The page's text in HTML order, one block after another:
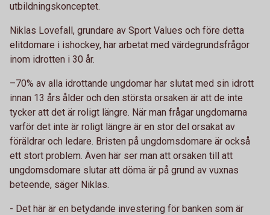
utbildningskonceptet.
Niklas Lovefall, grundare av Sport Values och före detta
elitdomare i ishockey, har arbetat med värdegrundsfrågor
inom idrotten i 30 år.
–70% av alla idrottande ungdomar har slutat med sin idrott
innan 13 års ålder och den största orsaken är att de inte
tycker att det är roligt längre. När man frågar ungdomarna
varför det inte är roligt längre är en stor del orsakat av
föräldrar och ledare. Bristen på ungdomsdomare är också
ett stort problem. Även här ser man att orsaken till att
ungdomsdomare slutar att döma är på grund av vuxnas
beteende, säger Niklas.
- Det här är en betydande investering för banken som är